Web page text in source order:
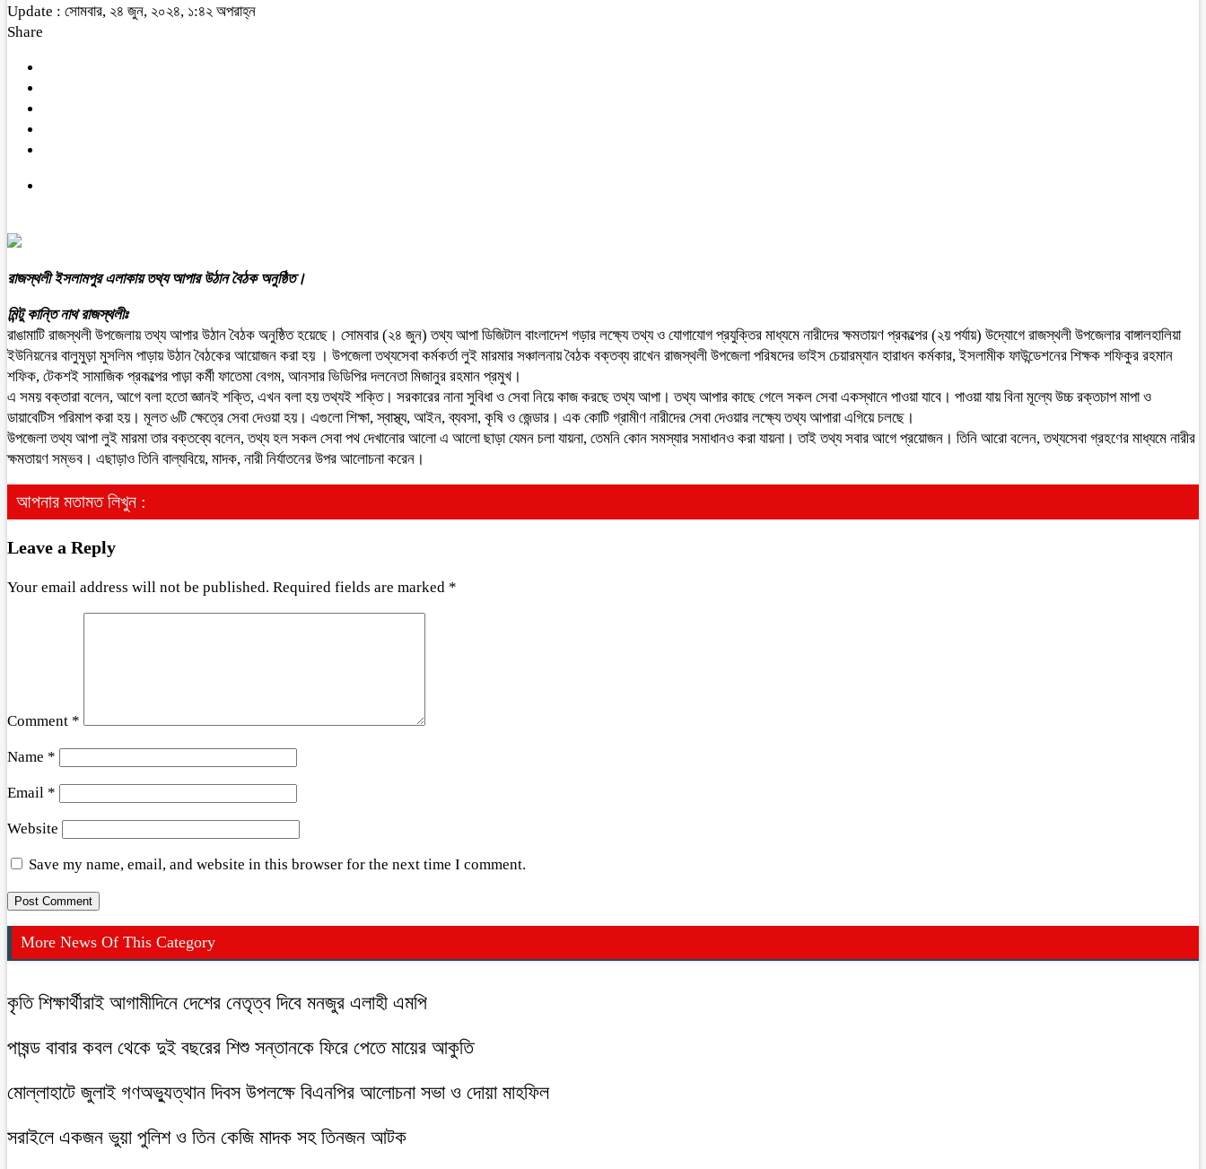
Update : সোমবার, ২৪ জুন, ২০২৪, ১:৪২ অপরাহ্ন
Share
রাজস্থলী ইসলামপুর এলাকায় তথ্য আপার উঠান বৈঠক অনুষ্ঠিত।
মিন্টু কান্তি নাথ রাজস্থলীঃ
রাঙামাটি রাজস্থলী উপজেলায় তথ্য আপার উঠান বৈঠক অনুষ্ঠিত হয়েছে। সোমবার (২৪ জুন) তথ্য আপা ডিজিটাল বাংলাদেশ গড়ার লক্ষ্যে তথ্য ও যোগাযোগ প্রযুক্তির মাধ্যমে নারীদের ক্ষমতায়ণ প্রকল্পের (২য় পর্যায়) উদ্যোগে রাজস্থলী উপজেলার বাঙ্গালহালিয়া
ইউনিয়নের বালুমুড়া মুসলিম পাড়ায় উঠান বৈঠকের আয়োজন করা হয় । উপজেলা তথ্যসেবা কর্মকর্তা লুই মারমার সঞ্চালনায় বৈঠক বক্তব্য রাখেন রাজস্থলী উপজেলা পরিষদের ভাইস চেয়ারম্যান হারাধন কর্মকার, ইসলামীক ফাউন্ডেশনের শিক্ষক শফিকুর রহমান
শফিক, টেকশই সামাজিক প্রকল্পের পাড়া কর্মী ফাতেমা বেগম, আনসার ভিডিপির দলনেতা মিজানুর রহমান প্রমুখ।
এ সময় বক্তারা বলেন, আগে বলা হতো জ্ঞানই শক্তি, এখন বলা হয় তথ্যই শক্তি। সরকারের নানা সুবিধা ও সেবা নিয়ে কাজ করছে তথ্য আপা। তথ্য আপার কাছে গেলে সকল সেবা একস্থানে পাওয়া যাবে। পাওয়া যায় বিনা মূল্যে উচ্চ রক্তচাপ মাপা ও
ডায়াবেটিস পরিমাপ করা হয়। মূলত ৬টি ক্ষেত্রে সেবা দেওয়া হয়। এগুলো শিক্ষা, স্বাস্থ্য, আইন, ব্যবসা, কৃষি ও জেন্ডার। এক কোটি গ্রামীণ নারীদের সেবা দেওয়ার লক্ষ্যে তথ্য আপারা এগিয়ে চলছে।
উপজেলা তথ্য আপা লুই মারমা তার বক্তব্যে বলেন, তথ্য হল সকল সেবা পথ দেখানোর আলো এ আলো ছাড়া যেমন চলা যায়না, তেমনি কোন সমস্যার সমাধানও করা যায়না। তাই তথ্য সবার আগে প্রয়োজন। তিনি আরো বলেন, তথ্যসেবা গ্রহণের মাধ্যমে নারীর
ক্ষমতায়ণ সম্ভব। এছাড়াও তিনি বাল্যবিয়ে, মাদক, নারী নির্যাতনের উপর আলোচনা করেন।
আপনার মতামত লিখুন :
Leave a Reply
Your email address will not be published. Required fields are marked *
Comment *
Name *
Email *
Website
Save my name, email, and website in this browser for the next time I comment.
More News Of This Category
কৃতি শিক্ষার্থীরাই আগামীদিনে দেশের নেতৃত্ব দিবে মনজুর এলাহী এমপি
পাষন্ড বাবার কবল থেকে দুই বছরের শিশু সন্তানকে ফিরে পেতে মায়ের আকুতি
মোল্লাহাটে জুলাই গণঅভ্যুত্থান দিবস উপলক্ষে বিএনপির আলোচনা সভা ও দোয়া মাহফিল
সরাইলে একজন ভুয়া পুলিশ ও তিন কেজি মাদক সহ তিনজন আটক